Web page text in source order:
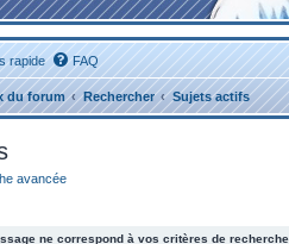
rapide FAQ
du forum Rechercher Sujets actifs
avancée
ne correspond à vos critères de